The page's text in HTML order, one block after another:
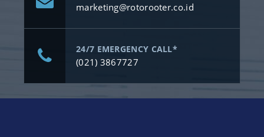
marketing@rotorooter.co.id
24/7 EMERGENCY CALL*
(021) 3867727